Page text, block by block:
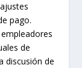
pago.
de
discusión de